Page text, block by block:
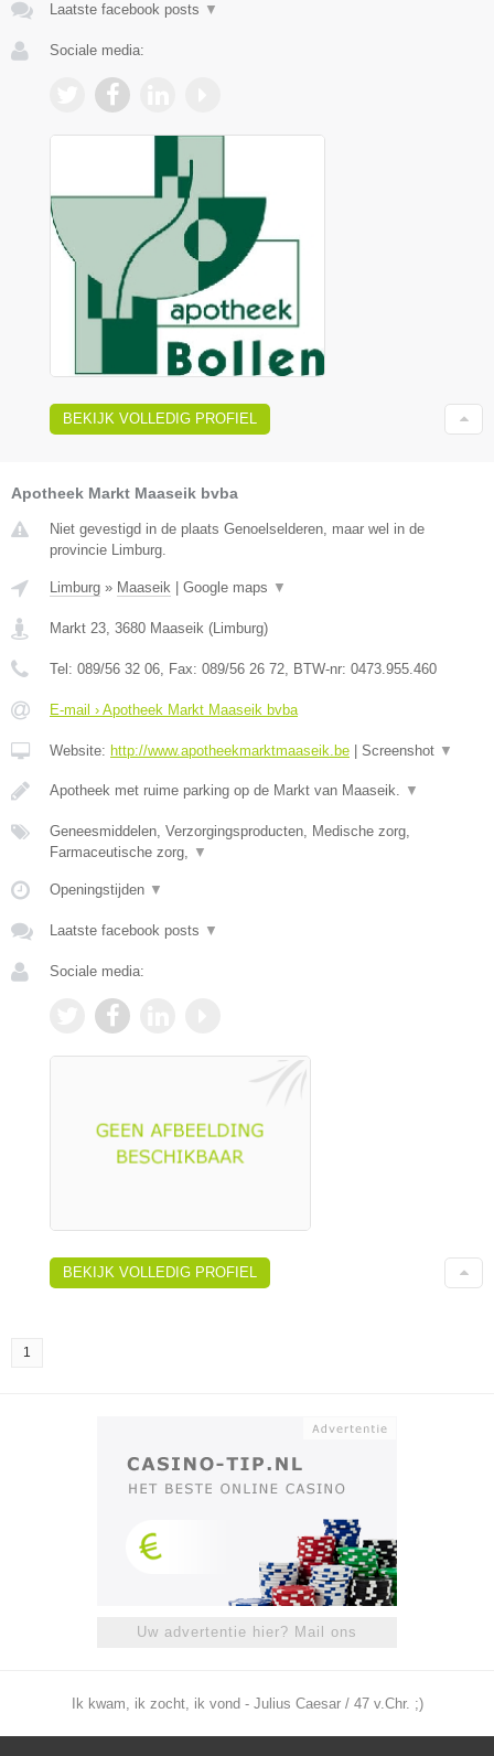
Laatste facebook posts ▼
Sociale media:
BEKIJK VOLLEDIG PROFIEL
Apotheek Markt Maaseik bvba
Niet gevestigd in de plaats Genoelselderen, maar wel in de
provincie Limburg.
Limburg » Maaseik Google maps ▼
Markt 23, 3680 Maaseik (Limburg)
Tel: 089/56 32 06, Fax: 089/56 26 72, BTW-nr: 0473.955.460
E-mail › Apotheek Markt Maaseik bvba
Website: http://www.apotheekmarktmaaseik.be Screenshot ▼
Apotheek met ruime parking op de Markt van Maaseik. ▼
Geneesmiddelen, Verzorgingsproducten, Medische zorg,
Farmaceutische zorg, ▼
Openingstijden ▼
Laatste facebook posts ▼
Sociale media:
BEKIJK VOLLEDIG PROFIEL
1
Uw advertentie hier? Mail ons
Ik kwam, ik zocht, ik vond - Julius Caesar / 47 v.Chr. ;)